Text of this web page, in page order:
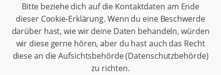
Bitte beziehe dich auf die Kontaktdaten am Ende
dieser Cookie-Erklärung. Wenn du eine Beschwerde
darüber hast, wie wir deine Daten behandeln, würden
wir diese gerne hören, aber du hast auch das Recht
diese an die Aufsichtsbehörde (Datenschutzbehörde)
zu richten.